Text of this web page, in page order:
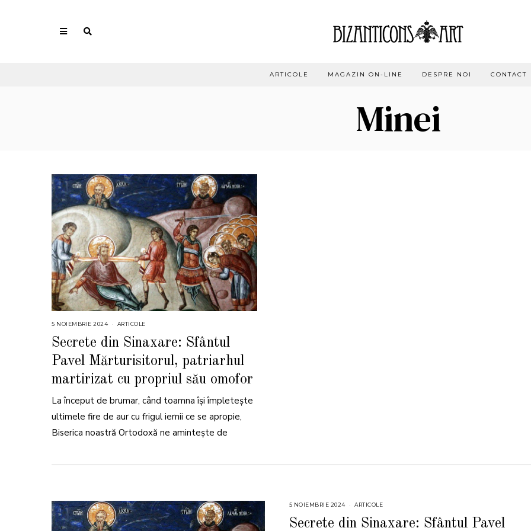
ARTICOLE MAGAZIN ON-LINE DESPRE NOI CONTACT
Minei
5 NOIEMBRIE 2024
O
I
M
B
R
0
4
ARTICOLE
Secrete din Sinaxare: Sfântul
Pavel Mărturisitorul, patriarhul
martirizat cu propriul său omofor
La început de brumar, când toamna își împletește
ultimele fire de aur cu frigul iernii ce se apropie,
Biserica noastră Ortodoxă ne amintește de
5 NOIEMBRIE 2024
O
I
ARTICOLE
Secrete din Sinaxare: Sfântul Pavel